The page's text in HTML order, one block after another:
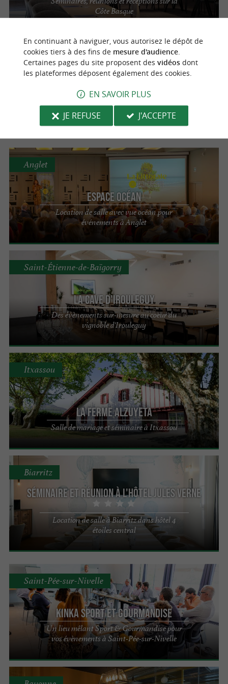
Côte Basque
Séminaire Madison Saint Jean de Luz –
Handwritten Collection
Dépaysement et accompagnement sur
mesure à Saint-Jean-de-Luz
Saint-Jean-de-Luz
Espace Océan
Location de salle avec vue océan pour
événements à Anglet
Anglet
La Cave d'Irouleguy
Des évènements sur-mesure au coeur du
vignoble d'Irouleguy
Saint-Étienne-de-Baïgorry
La Ferme Alzuyeta
Salle de mariage et séminaire à Itxassou
Itxassou
Séminaire et réunion à l'Hôtel Jules Verne
Location de salle à Biarritz dans hôtel 4
étoiles central
Biarritz
Kinka Sport et Gourmandise
Un lieu mêlant Sport & Gourmandise pour
vos évènements à Saint-Pée-sur-Nivelle
Saint-Pée-sur-Nivelle
En continuant à naviguer, vous autorisez le dépôt de
cookies tiers à des fins de mesure d'audience.
Certaines pages du site proposent des vidéosdont
les plateformes déposent également des cookies.
EN SAVOIR PLUS
JE REFUSE
J'ACCEPTE